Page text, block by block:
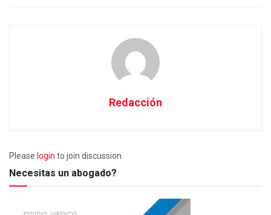
Redacción
Please login to join discussion
Necesitas un abogado?